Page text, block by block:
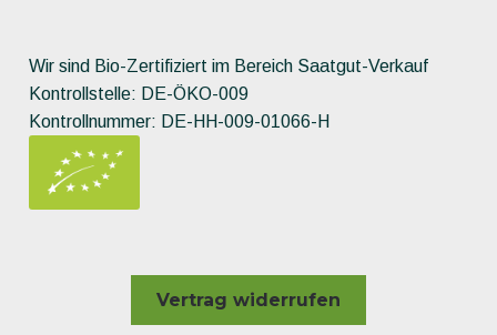
Wir sind Bio-Zertifiziert im Bereich Saatgut-Verkauf
Kontrollstelle: DE-ÖKO-009
Kontrollnummer: DE-HH-009-01066-H
Vertrag widerrufen